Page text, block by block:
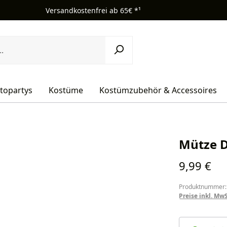
Versandkostenfrei ab 65€ *¹
Kostüme Kostümzubehör & Accessoires
Mütze
Regulärer
9,99 €
Preise inkl.